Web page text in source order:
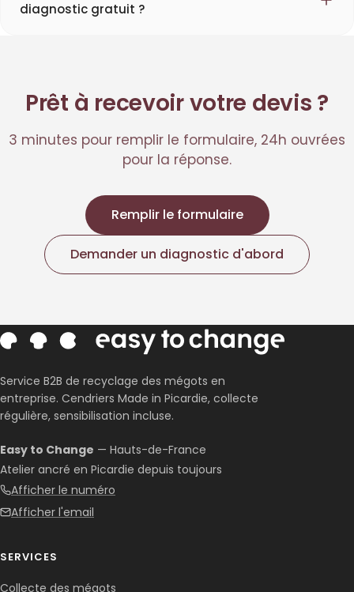
diagnostic gratuit ?
Prêt à recevoir votre devis ?
3 minutes pour remplir le formulaire, 24h ouvrées
pour la réponse.
Remplir le formulaire
Demander un diagnostic d'abord
Service B2B de recyclage des mégots en
entreprise. Cendriers Made in Picardie, collecte
régulière, sensibilisation incluse.
Easy to Change — Hauts-de-France
Atelier ancré en Picardie depuis toujours
Afficher le numéro
Afficher l'email
SERVICES
Collecte des mégots